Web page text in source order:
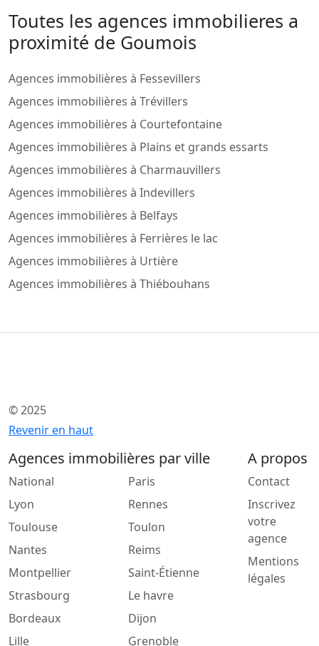
Toutes les agences immobilieres a
proximité de Goumois
Agences immobilières à Fessevillers
Agences immobilières à Trévillers
Agences immobilières à Courtefontaine
Agences immobilières à Plains et grands essarts
Agences immobilières à Charmauvillers
Agences immobilières à Indevillers
Agences immobilières à Belfays
Agences immobilières à Ferrières le lac
Agences immobilières à Urtière
Agences immobilières à Thiébouhans
© 2025
Revenir en haut
Agences immobilières par ville
National
Lyon
Toulouse
Nantes
Montpellier
Strasbourg
Bordeaux
Lille
Paris
Rennes
Toulon
Reims
Saint-Étienne
Le havre
Dijon
Grenoble
A propos
Contact
Inscrivez
votre
agence
Mentions
légales